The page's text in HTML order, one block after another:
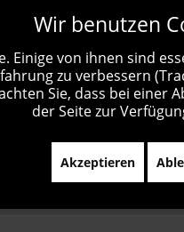
Wir benutzen
Einige von ihnen sind
zu verbessern
Sie, dass bei
der Seite zur
Akzeptieren